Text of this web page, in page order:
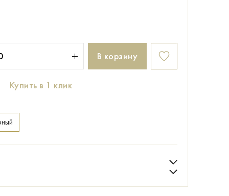
В корзину
Купить в 1 клик